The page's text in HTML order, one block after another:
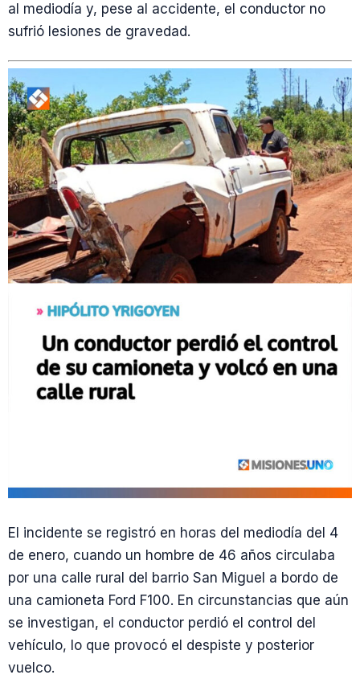
al mediodía y, pese al accidente, el conductor no
sufrió lesiones de gravedad.
El incidente se registró en horas del mediodía del 4
de enero, cuando un hombre de 46 años circulaba
por una calle rural del barrio San Miguel a bordo de
una camioneta Ford F100. En circunstancias que aún
se investigan, el conductor perdió el control del
vehículo, lo que provocó el despiste y posterior
vuelco.